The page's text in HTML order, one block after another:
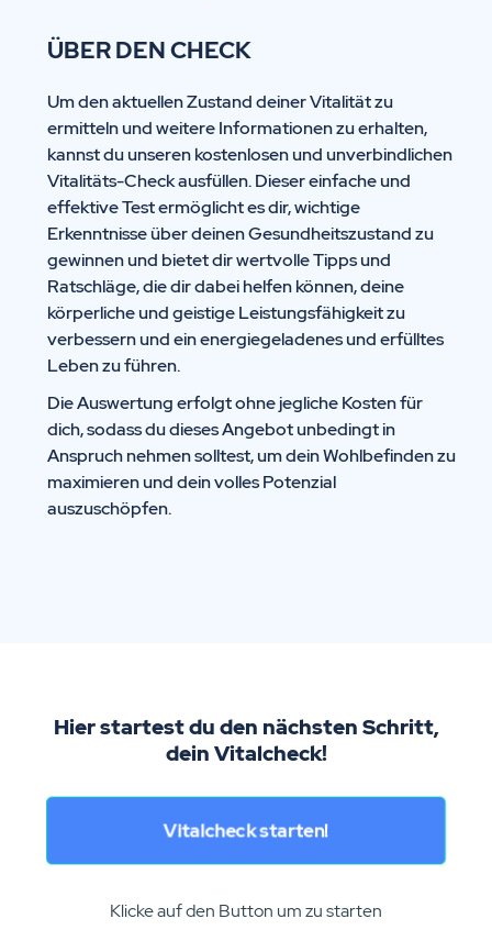
ÜBER DEN CHECK
Um den aktuellen Zustand deiner Vitalität zu
ermitteln und weitere Informationen zu erhalten,
kannst du unseren kostenlosen und unverbindlichen
Vitalitäts-Check ausfüllen. Dieser einfache und
effektive Test ermöglicht es dir, wichtige
Erkenntnisse über deinen Gesundheitszustand zu
gewinnen und bietet dir wertvolle Tipps und
Ratschläge, die dir dabei helfen können, deine
körperliche und geistige Leistungsfähigkeit zu
verbessern und ein energiegeladenes und erfülltes
Leben zu führen.
Die Auswertung erfolgt ohne jegliche Kosten für
dich, sodass du dieses Angebot unbedingt in
Anspruch nehmen solltest, um dein Wohlbefinden zu
maximieren und dein volles Potenzial
auszuschöpfen.
Hier startest du den nächsten Schritt,
dein Vitalcheck!
Vitalcheck starten!
Klicke auf den Button um zu starten